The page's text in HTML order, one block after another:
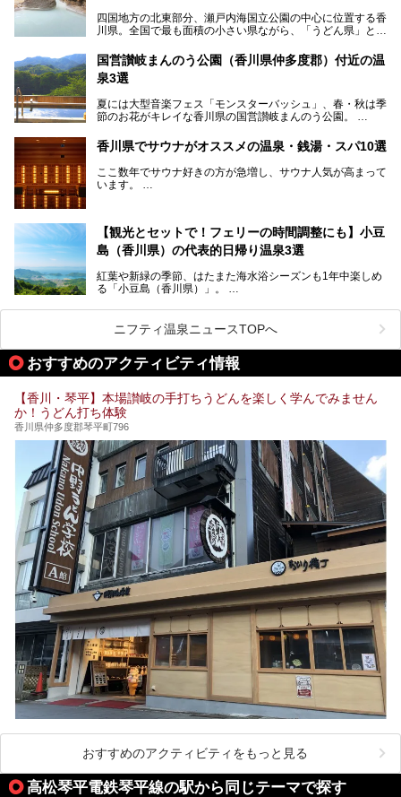
四国地方の北東部分、瀬戸内海国立公園の中心に位置する香
川県。全国で最も面積の小さい県ながら、「うどん県」とも
オリーブ、和三盆、製塩や醤油など特産品は実にバラエティ
豊か。近年は瀬戸内海の島々を舞台にした「瀬戸内国際芸術
祭」も開催され、アートの県としても知られています。
クアップしました。気になるスーパー銭湯があったら、ぜひ
訪れてみてください！
国営讃岐まんのう公園（香川県仲多度郡）付近の温
泉3選
夏には大型音楽フェス「モンスターバッシュ」、春・秋は季
節のお花がキレイな香川県の国営讃岐まんのう公園。
四国唯一の国営公園であり、広さは東京ディズニーランド７
個分！（350ha）
園内にはキャンプ場もあり、レンタサイクルで外周をぐるっ
と一周することもできます。
そんな国営讃岐まんのう公園は園内に温泉がありません。
つご紹介しますね。
香川県でサウナがオススメの温泉・銭湯・スパ10選
ここ数年でサウナ好きの方が急増し、サウナ人気が高まって
います。
設を紹介します。
ぜひ香川県に住んでいる方や訪れる予定のある方は、香川の
サウナ施設を行ってみましょう！
【観光とセットで！フェリーの時間調整にも】小豆
島（香川県）の代表的日帰り温泉3選
紅葉や新緑の季節、はたまた海水浴シーズンも1年中楽しめ
る「小豆島（香川県）」。
1周すると82kmもあることから、西と東・南と北ではまっ
たく風景がちがいます。
この記事では西・東・中間くらいの位置にある、小豆島を代
表する３つの大人気温泉をご紹介します。
ュー！お楽しみに。
ニフティ温泉ニュースTOPへ
おすすめのアクティビティ情報
【香川・琴平】本場讃岐の手打ちうどんを楽しく学んでみません
か！うどん打ち体験
香川県仲多度郡琴平町796
おすすめのアクティビティをもっと見る
高松琴平電鉄琴平線の駅から同じテーマで探す